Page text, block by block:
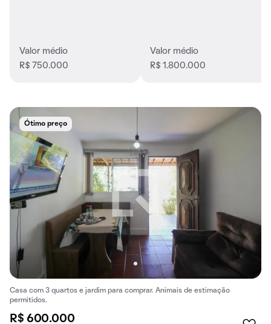
Valor médio
R$ 750.000
Valor médio
R$ 1.800.000
Ótimo preço
Casa com 3 quartos e jardim para comprar. Animais de estimação
permitidos.
R$ 600.000